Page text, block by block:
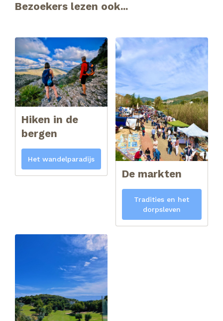
Bezoekers lezen ook...
Hiken in de
bergen
Het wandelparadijs
De markten
Tradities en het
dorpsleven